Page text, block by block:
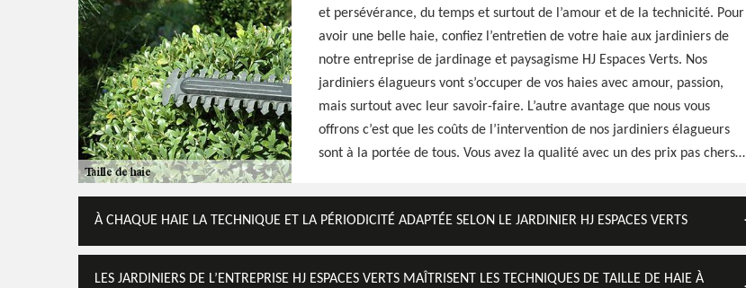
et persévérance, du temps et surtout de l’amour et de la technicité. Pour
avoir une belle haie, confiez l’entretien de votre haie aux jardiniers de
notre entreprise de jardinage et paysagisme HJ Espaces Verts. Nos
jardiniers élagueurs vont s’occuper de vos haies avec amour, passion,
mais surtout avec leur savoir-faire. L’autre avantage que nous vous
offrons c’est que les coûts de l’intervention de nos jardiniers élagueurs
sont à la portée de tous. Vous avez la qualité avec un des prix pas chers…
À CHAQUE HAIE LA TECHNIQUE ET LA PÉRIODICITÉ ADAPTÉE SELON LE JARDINIER HJ ESPACES VERTS
LES JARDINIERS DE L’ENTREPRISE HJ ESPACES VERTS MAÎTRISENT LES TECHNIQUES DE TAILLE DE HAIE À